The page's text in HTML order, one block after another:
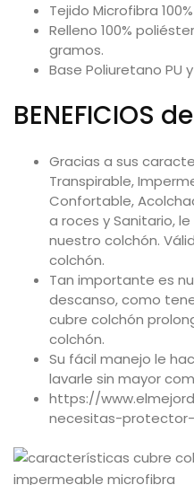
Tejido Microfibra
Relleno 100%
gramos.
Base Poliuretano PU
BENEFICIOS
Gracias a sus
Transpirable,
Confortable,
a roces y Sanitario,
nuestro colchón.
colchón.
Tan importante es
descanso, como
cubre colchón
colchón.
Su fácil manejo le
lavarle sin mayor
https://
necesitas-